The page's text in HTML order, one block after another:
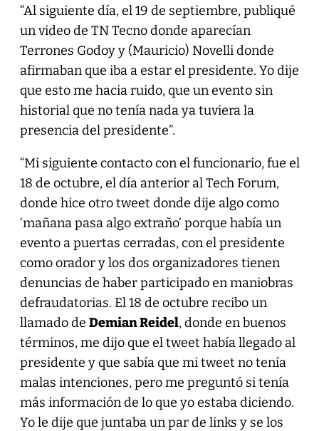
“Al siguiente día, el 19 de septiembre, publiqué
un video de TN Tecno donde aparecían
Terrones Godoy y (Mauricio) Novelli donde
afirmaban que iba a estar el presidente. Yo dije
que esto me hacia ruido, que un evento sin
historial que no tenía nada ya tuviera la
presencia del presidente”.
“Mi siguiente contacto con el funcionario, fue el
18 de octubre, el día anterior al Tech Forum,
donde hice otro tweet donde dije algo como
‘mañana pasa algo extraño’ porque había un
evento a puertas cerradas, con el presidente
como orador y los dos organizadores tienen
denuncias de haber participado en maniobras
defraudatorias. El 18 de octubre recibo un
llamado de Demian Reidel, donde en buenos
términos, me dijo que el tweet había llegado al
presidente y que sabía que mi tweet no tenía
malas intenciones, pero me preguntó si tenía
más información de lo que yo estaba diciendo.
Yo le dije que juntaba un par de links y se los